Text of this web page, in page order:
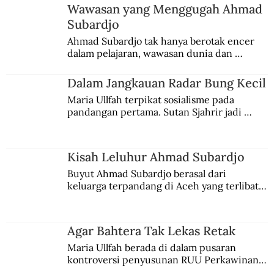
Goyang Lidah dengan Sejarah
Carbonara
Wawasan yang Menggugah Ahmad
Subardjo
Ahmad Subardjo tak hanya berotak encer
dalam pelajaran, wawasan dunia dan
Jules Verne, Multatuli, hingga Sun Yat-sen.
Dalam Jangkauan Radar Bung Kecil
Maria Ullfah terpikat sosialisme pada
pandangan pertama. Sutan Sjahrir jadi
Kisah Leluhur Ahmad Subardjo
Buyut Ahmad Subardjo berasal dari
keluarga terpandang di Aceh yang terlibat
Agar Bahtera Tak Lekas Retak
Maria Ullfah berada di dalam pusaran
kontroversi penyusunan RUU Perkawinan.